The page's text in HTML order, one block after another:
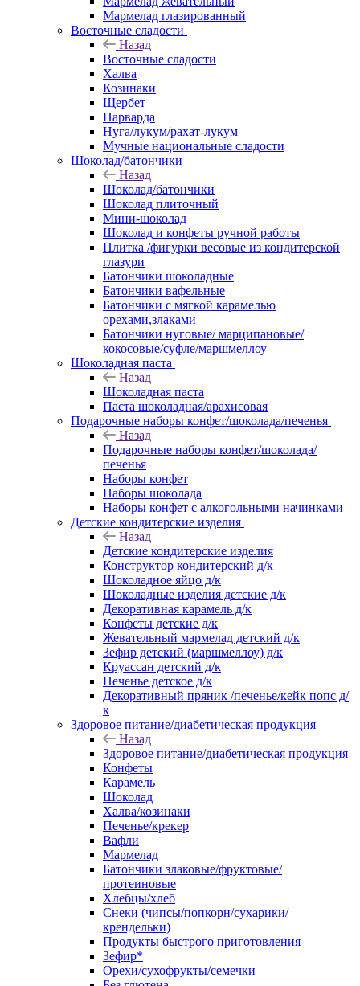
Мармелад глазированный
Восточные сладости
Назад
Восточные сладости
Халва
Козинаки
Щербет
Парварда
Нуга/лукум/рахат-лукум
Мучные национальные сладости
Шоколад/батончики
Назад
Шоколад/батончики
Шоколад плиточный
Мини-шоколад
Шоколад и конфеты ручной работы
Плитка /фигурки весовые из кондитерской
глазури
Батончики шоколадные
Батончики вафельные
Батончики с мягкой карамелью
орехами,злаками
Батончики нуговые/ марципановые/
кокосовые/суфле/маршмеллоу
Шоколадная паста
Назад
Шоколадная паста
Паста шоколадная/арахисовая
Подарочные наборы конфет/шоколада/печенья
Назад
Подарочные наборы конфет/шоколада/
печенья
Наборы конфет
Наборы шоколада
Наборы конфет с алкогольными начинками
Детские кондитерские изделия
Назад
Детские кондитерские изделия
Конструктор кондитерский д/к
Шоколадное яйцо д/к
Шоколадные изделия детские д/к
Декоративная карамель д/к
Конфеты детские д/к
Жевательный мармелад детский д/к
Зефир детский (маршмеллоу) д/к
Круассан детский д/к
Печенье детское д/к
Декоративный пряник /печенье/кейк попс д/
к
Здоровое питание/диабетическая продукция
Назад
Здоровое питание/диабетическая продукция
Конфеты
Карамель
Шоколад
Халва/козинаки
Печенье/крекер
Вафли
Мармелад
Батончики злаковые/фруктовые/
протеиновые
Хлебцы/хлеб
Снеки (чипсы/попкорн/сухарики/
крендельки)
Продукты быстрого приготовления
Зефир*
Орехи/сухофрукты/семечки